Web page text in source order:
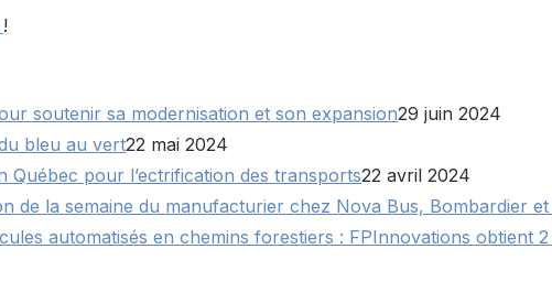
!
soutenir sa modernisation et son expansion29 juin 2024
bleu au vert22 mai 2024
Québec pour l’ectrification des transports22 avril 2024
de la semaine du manufacturier chez Nova Bus, Bombardier et
automatisés en chemins forestiers : FPInnovations obtient